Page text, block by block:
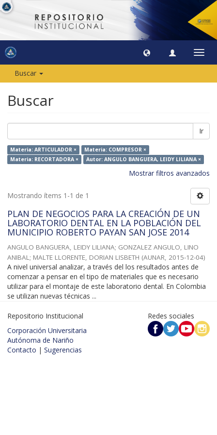
Buscar
Buscar
Ir
Materia: ARTICULADOR ×
Materia: COMPRESOR ×
Materia: RECORTADORA ×
Autor: ANGULO BANGUERA, LEIDY LILIANA ×
Mostrar filtros avanzados
Mostrando ítems 1-1 de 1
PLAN DE NEGOCIOS PARA LA CREACIÓN DE UN
LABORATORIO DENTAL EN LA POBLACIÓN DEL
MUNICIPIO ROBERTO PAYAN SAN JOSE 2014
ANGULO BANGUERA, LEIDY LILIANA; GONZALEZ ANGULO, LINO
ANIBAL; MALTE LLORENTE, DORIAN LISBETH (AUNAR, 2015-12-04)
A nivel universal analizar, a través del los resultados antes de
comenzar a pensar en el tipo de materiales que es necesario
utilizar para el montaje de este laboratorio dental. En Colombia
se utilizan nuevas técnicas ...
Repositorio Institucional
Corporación Universitaria
Autónoma de Nariño
Contacto | Sugerencias
Redes sociales